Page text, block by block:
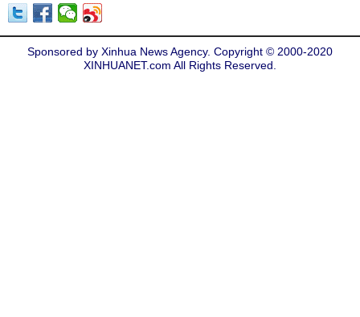
Sponsored by Xinhua News Agency. Copyright © 2000-2020
XINHUANET.com All Rights Reserved.